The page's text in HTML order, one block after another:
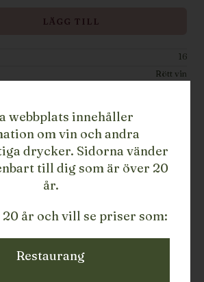
LÄGG TILL
16
Rött vin
Veronica Ortega
från en 90 år gammal vingård
i Bierzo Alto. Blandat med
webbplats innehåller
om vin och andra
drycker. Sidorna vänder
till dig som är över 20
år.
20 år och vill se priser som:
Restaurang